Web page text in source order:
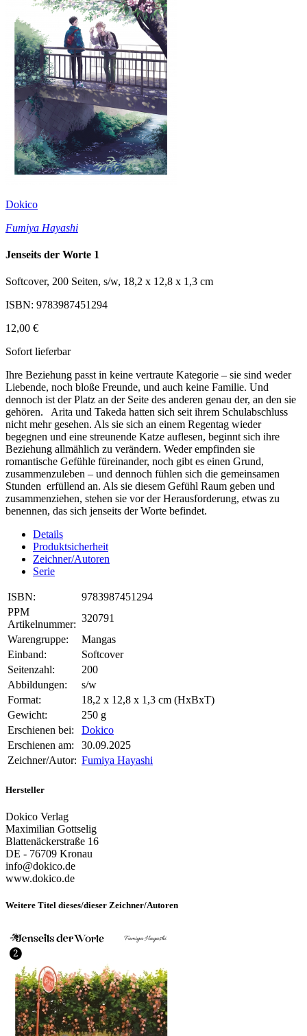
Dokico
Fumiya Hayashi
Jenseits der Worte 1
Softcover, 200 Seiten, s/w, 18,2 x 12,8 x 1,3 cm
ISBN: 9783987451294
12,00 €
Sofort lieferbar
Ihre Beziehung passt in keine vertraute Kategorie – sie sind weder
Liebende, noch bloße Freunde, und auch keine Familie. Und
dennoch ist der Platz an der Seite des anderen genau der, an den sie
gehören. Arita und Takeda hatten sich seit ihrem Schulabschluss
nicht mehr gesehen. Als sie sich an einem Regentag wieder
begegnen und eine streunende Katze auflesen, beginnt sich ihre
Beziehung allmählich zu verändern. Weder empfinden sie
romantische Gefühle füreinander, noch gibt es einen Grund,
zusammenzuleben – und dennoch fühlen sich die gemeinsamen
Stunden erfüllend an. Als sie diesem Gefühl Raum geben und
zusammenziehen, stehen sie vor der Herausforderung, etwas zu
benennen, das sich jenseits der Worte befindet.
Details
Produktsicherheit
Zeichner/Autoren
Serie
ISBN:
9783987451294
PPM
Artikelnummer:
320791
Warengruppe:
Mangas
Einband:
Softcover
Seitenzahl:
200
Abbildungen:
s/w
Format:
18,2 x 12,8 x 1,3 cm (HxBxT)
Gewicht:
250 g
Erschienen bei:
Dokico
Erschienen am:
30.09.2025
Zeichner/Autor: Fumiya Hayashi
Hersteller
Dokico Verlag
Maximilian Gottselig
Blattenäckerstraße 16
DE - 76709 Kronau
info@dokico.de
www.dokico.de
Weitere Titel dieses/dieser Zeichner/Autoren